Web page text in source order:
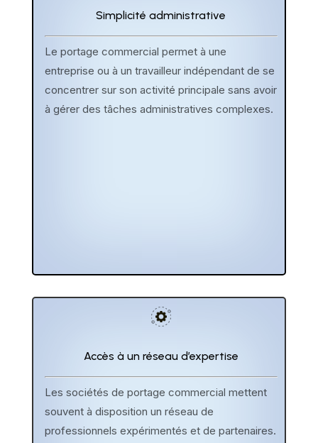
Simplicité administrative
Le portage commercial permet à une
entreprise ou à un travailleur indépendant de se
concentrer sur son activité principale sans avoir
Accès à un réseau d’expertise
Les sociétés de portage commercial mettent
souvent à disposition un réseau de